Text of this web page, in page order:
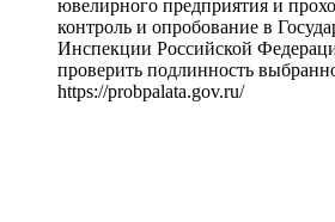
ювелирного предприятия и
контроль и опробование в
Инспекции Российской
проверить подлинность
https://probpalata.gov.ru/